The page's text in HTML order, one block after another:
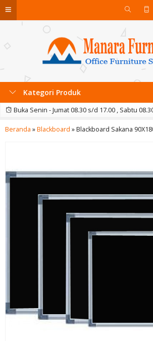
Kategori Produk
Buka Senin - Jumat 08.30 s/d 17.00 , Sabtu
Beranda »Blackboard »Blackboard Sakana